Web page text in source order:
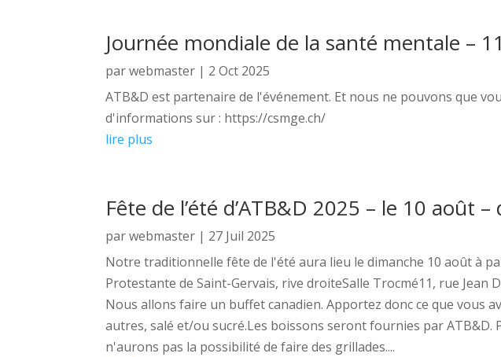
Journée mondiale de la santé mentale –
parwebmaster | 2 Oct 2025
ATB&D est partenaire de l'événement. Et nous ne pouvons que
d'informations sur : https://csmge.ch/
lire plus
Fête de l’été d’ATB&D 2025 – le 10 août –
parwebmaster | 27 Juil 2025
Notre traditionnelle fête de l'été aura lieu le dimanche 10 août à
Protestante de Saint-Gervais, rive droiteSalle Trocmé11, rue Jean
Nous allons faire un buffet canadien. Apportez donc ce que vous
autres, salé et/ou sucré.Les boissons seront fournies par ATB&D.
n'aurons pas la possibilité de faire des grillades....